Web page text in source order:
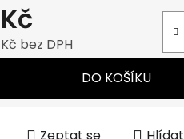
bez DPH
DO KOŠÍKU